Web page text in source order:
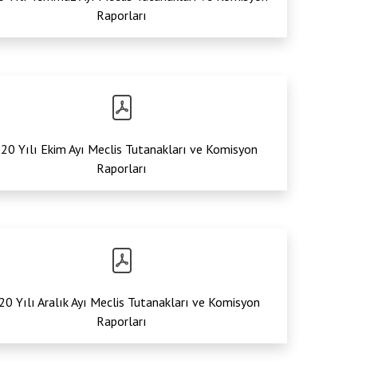
Raporları
Yılı Ekim Ayı Meclis Tutanakları ve Komisyon
Raporları
Yılı Aralık Ayı Meclis Tutanakları ve Komisyon
Raporları